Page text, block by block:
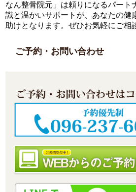
なん整骨院元」は頼りになるパート
識と温かいサポートが、あなたの健
助けとなります。ぜひお気軽にご相
ご予約・お問い合わせ